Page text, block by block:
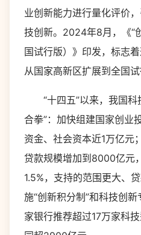
业创新能力进行量化评价
技创新。2024年8月，《“
国试行版）》印发，标志
从国家高新区扩展到全国试
“十四五”以来，我国科
合拳”：加快组建国家创业
资金、社会资本近1万亿元
贷款规模增加到8000亿元
1.5%，支持的范围更大、
施“创新积分制”和科技创
家银行推荐超过17万家科